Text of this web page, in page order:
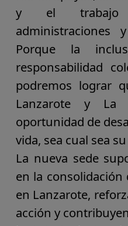
y el
administraciones
Porque la
responsabilidad
podremos lograr
Lanzarote y La
oportunidad de
vida, sea cual sea
La nueva sede
en la consolidación
en Lanzarote,
acción y